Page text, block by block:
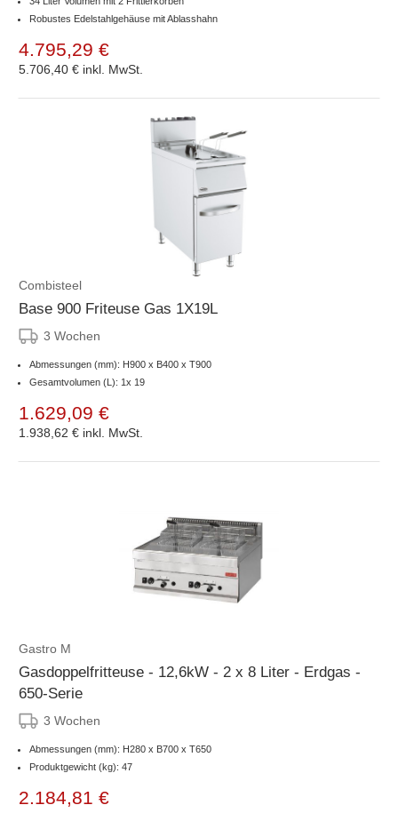
Robustes Edelstahlgehäuse mit Ablasshahn
4.795,29 €
5.706,40 € inkl. MwSt.
Combisteel
Base 900 Friteuse Gas 1X19L
3 Wochen
Abmessungen (mm): H900 x B400 x T900
Gesamtvolumen (L): 1x 19
1.629,09 €
1.938,62 € inkl. MwSt.
Gastro M
Gasdoppelfritteuse - 12,6kW - 2 x 8 Liter - Erdgas -
650-Serie
3 Wochen
Abmessungen (mm): H280 x B700 x T650
Produktgewicht (kg): 47
2.184,81 €